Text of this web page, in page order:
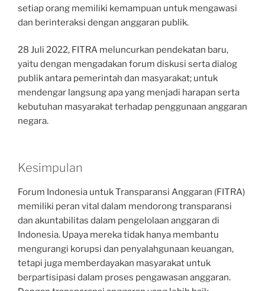
setiap orang memiliki kemampuan untuk mengawasi
dan berinteraksi dengan anggaran publik.
28 Juli 2022, FITRA meluncurkan pendekatan baru,
yaitu dengan mengadakan forum diskusi serta dialog
publik antara pemerintah dan masyarakat; untuk
mendengar langsung apa yang menjadi harapan serta
kebutuhan masyarakat terhadap penggunaan anggaran
negara.
Kesimpulan
Forum Indonesia untuk Transparansi Anggaran (FITRA)
memiliki peran vital dalam mendorong transparansi
dan akuntabilitas dalam pengelolaan anggaran di
Indonesia. Upaya mereka tidak hanya membantu
mengurangi korupsi dan penyalahgunaan keuangan,
tetapi juga memberdayakan masyarakat untuk
berpartisipasi dalam proses pengawasan anggaran.